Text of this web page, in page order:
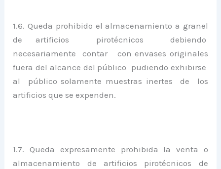
1.6. Queda prohibido el almacenamiento a granel
de artificios pirotécnicos debiendo
necesariamente contar con envases originales
fuera del alcance del público pudiendo exhibirse
al público solamente muestras inertes de los
artificios que se expenden.
1.7. Queda expresamente prohibida la venta o
almacenamiento de artificios pirotécnicos de